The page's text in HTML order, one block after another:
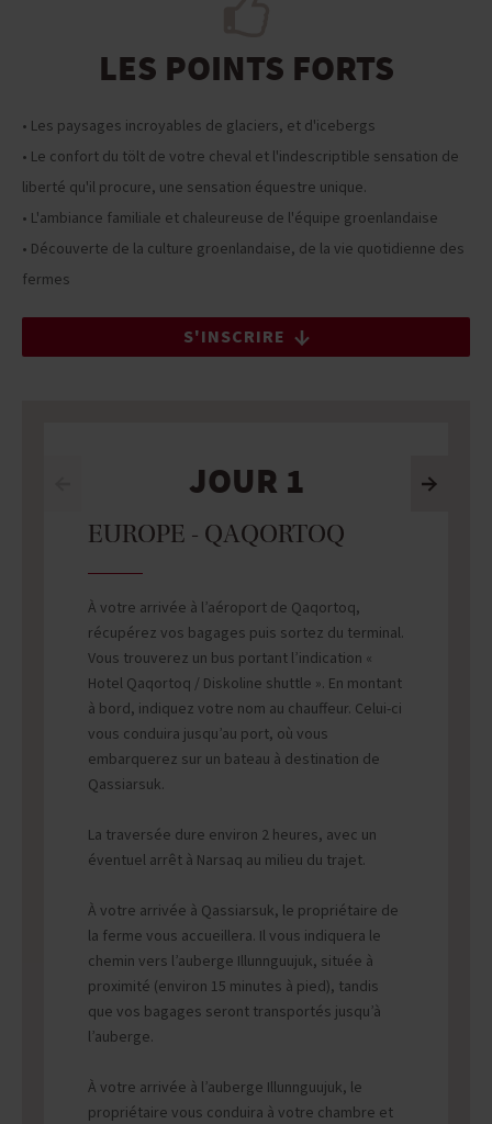
LES POINTS FORTS
• Les paysages incroyables de glaciers, et d'icebergs
• Le confort du tölt de votre cheval et l'indescriptible sensation de
liberté qu'il procure, une sensation équestre unique.
• L'ambiance familiale et chaleureuse de l'équipe groenlandaise
• Découverte de la culture groenlandaise, de la vie quotidienne des
fermes
S'INSCRIRE
JOUR 1
EUROPE - QAQORTOQ
À votre arrivée à l’aéroport de Qaqortoq,
récupérez vos bagages puis sortez du terminal.
Vous trouverez un bus portant l’indication «
Hotel Qaqortoq / Diskoline shuttle ». En montant
à bord, indiquez votre nom au chauffeur. Celui-ci
vous conduira jusqu’au port, où vous
embarquerez sur un bateau à destination de
Qassiarsuk.
La traversée dure environ 2 heures, avec un
éventuel arrêt à Narsaq au milieu du trajet.
À votre arrivée à Qassiarsuk, le propriétaire de
la ferme vous accueillera. Il vous indiquera le
chemin vers l’auberge Illunnguujuk, située à
proximité (environ 15 minutes à pied), tandis
que vos bagages seront transportés jusqu’à
l’auberge.
À votre arrivée à l’auberge Illunnguujuk, le
propriétaire vous conduira à votre chambre et